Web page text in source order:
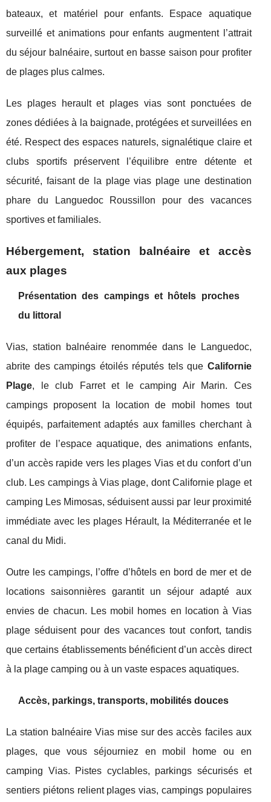
bateaux, et matériel pour enfants. Espace aquatique
surveillé et animations pour enfants augmentent l’attrait
du séjour balnéaire, surtout en basse saison pour profiter
de plages plus calmes.
Les plages herault et plages vias sont ponctuées de
zones dédiées à la baignade, protégées et surveillées en
été. Respect des espaces naturels, signalétique claire et
clubs sportifs préservent l’équilibre entre détente et
sécurité, faisant de la plage vias plage une destination
phare du Languedoc Roussillon pour des vacances
sportives et familiales.
Hébergement, station balnéaire et accès
aux plages
Présentation des campings et hôtels proches
du littoral
Vias, station balnéaire renommée dans le Languedoc,
abrite des campings étoilés réputés tels que Californie
Plage, le club Farret et le camping Air Marin. Ces
campings proposent la location de mobil homes tout
équipés, parfaitement adaptés aux familles cherchant à
profiter de l’espace aquatique, des animations enfants,
d’un accès rapide vers les plages Vias et du confort d’un
club. Les campings à Vias plage, dont Californie plage et
camping Les Mimosas, séduisent aussi par leur proximité
immédiate avec les plages Hérault, la Méditerranée et le
canal du Midi.
Outre les campings, l’offre d’hôtels en bord de mer et de
locations saisonnières garantit un séjour adapté aux
envies de chacun. Les mobil homes en location à Vias
plage séduisent pour des vacances tout confort, tandis
que certains établissements bénéficient d’un accès direct
à la plage camping ou à un vaste espaces aquatiques.
Accès, parkings, transports, mobilités douces
La station balnéaire Vias mise sur des accès faciles aux
plages, que vous séjourniez en mobil home ou en
camping Vias. Pistes cyclables, parkings sécurisés et
sentiers piétons relient plages vias, campings populaires